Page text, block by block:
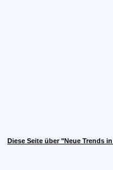
Diese Seite über "Neue Trends